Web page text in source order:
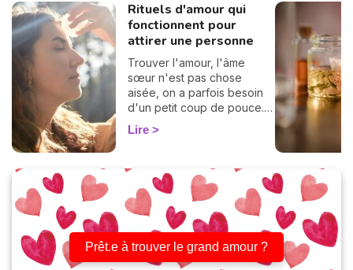
Rituels d'amour qui
fonctionnent pour
attirer une personne
Trouver l'amour, l'âme
sœur n'est pas chose
aisée, on a parfois besoin
d'un petit coup de pouce.
Mettez un peu de magie
dans votre vie amoureuse
attirer l'amour.
Lire
Prêt.e à trouver le grand amour ?